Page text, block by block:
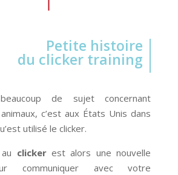
Petite histoire
du clicker training
de sujet concernant
c’est aux États Unis dans
utilisé le clicker.
clicker est alors une nouvelle
communiquer avec votre